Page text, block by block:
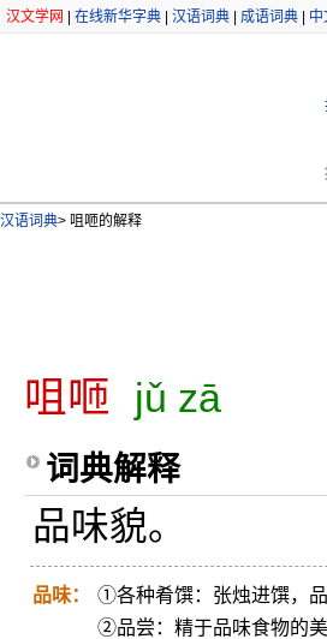
汉文学网 在线新华字典 汉语词典 成语词典 中
汉语词典> 咀咂的解释
咀咂 jǔ zā
词典解释
品味貌。
品味：
①各种肴馔：张烛进馔，品
②品尝：精于品味食物的